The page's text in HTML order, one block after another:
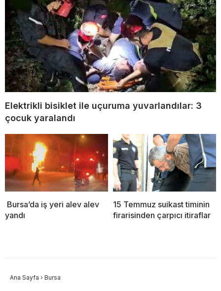
Elektrikli bisiklet ile uçuruma yuvarlandılar: 3
çocuk yaralandı
Bursa’da iş yeri alev alev
yandı
15 Temmuz suikast timinin
firarisinden çarpıcı itiraflar
Ana Sayfa › Bursa